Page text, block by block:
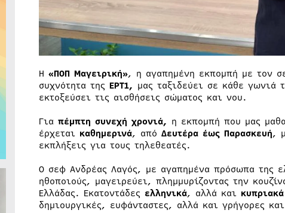
Η «ΠΟΠ Μαγειρική», η αγαπημένη εκπομπή με τον
συχνότητα της ΕΡΤ1, μας ταξιδεύει σε κάθε γωνιά
εκτοξεύσει τις αισθήσεις σώματος και νου.
Για πέμπτη συνεχή χρονιά, η εκπομπή που μας
έρχεται καθημερινά, από Δευτέρα έως Παρασκευή,
εκπλήξεις για τους τηλεθεατές.
Ο σεφ Ανδρέας Λαγός, με αγαπημένα πρόσωπα της
ηθοποιούς, μαγειρεύει, πλημμυρίζοντας την
Ελλάδας. Εκατοντάδες ελληνικά, αλλά και
δημιουργικές, ευφάνταστες, αλλά και γρήγορες